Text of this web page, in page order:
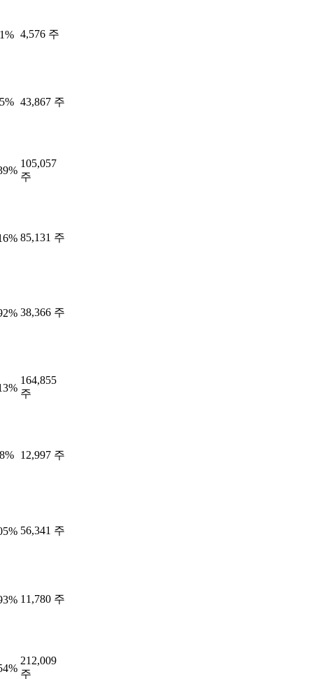
4,576 주
43,867 주
105,057
주
85,131 주
38,366 주
164,855
주
12,997 주
56,341 주
11,780 주
212,009
주